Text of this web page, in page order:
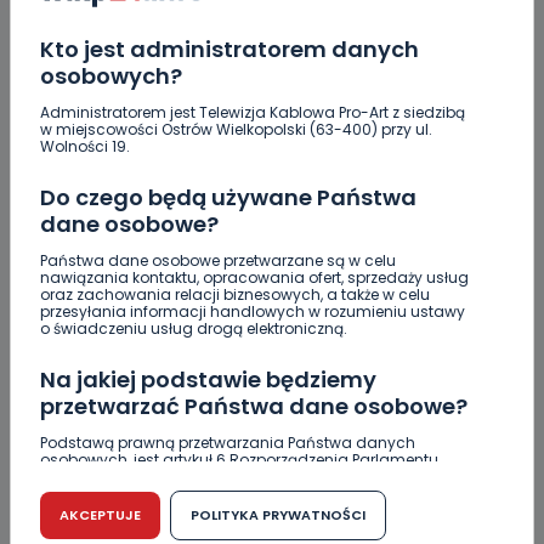
Kto jest administratorem danych
osobowych?
Administratorem jest Telewizja Kablowa Pro-Art z siedzibą
w miejscowości Ostrów Wielkopolski (63-400) przy ul.
Wolności 19.
Do czego będą używane Państwa
dane osobowe?
Państwa dane osobowe przetwarzane są w celu
nawiązania kontaktu, opracowania ofert, sprzedaży usług
oraz zachowania relacji biznesowych, a także w celu
przesyłania informacji handlowych w rozumieniu ustawy
o świadczeniu usług drogą elektroniczną.
Na jakiej podstawie będziemy
przetwarzać Państwa dane osobowe?
Podstawą prawną przetwarzania Państwa danych
osobowych, jest artykuł 6 Rozporządzenia Parlamentu
r. w sprawie ochrony osób fizycznych w związku z
przetwarzaniem danych osobowych w sprawie
swobodnego przepływu takich danych oraz uchylenia
AKCEPTUJE POLITYKA PRYWATNOŚCI
lepszego seoznu
Za miesiąc Narodowe Czytanie. W tym roku padło
na „Dziady”
Brazylijczycy w Ostrovii 1909. Jutro rusza sezon
[AKTUALIZACJA]
Crossfit kolejny raz opanuje Krotoszyn.
Startujemy w piątek! [WIDEO]
"Niezwykli ludzie, niezwykłe podróże, niezwykłe
historie!”. Odyseja Antonińska - dzień pierwszy
[FOTO]
Skomentuj ten wpis jako pierwszy!
DOŁĄCZ DO DYSKUSJI